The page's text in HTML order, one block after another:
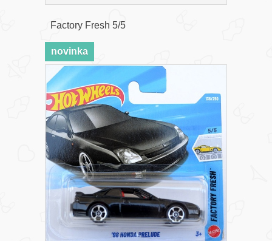
Factory Fresh 5/5
novinka